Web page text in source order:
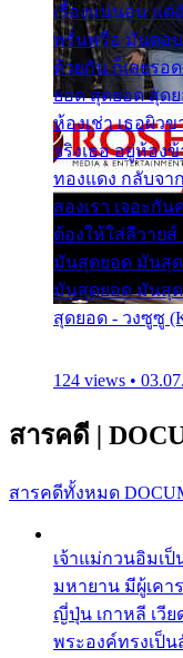
เรื่องแน่นอน แต่
พรั่นพรือ มันตอบ
ด้วยกัน ก็เลยรอ
ยอด สุดยอด สุด
ห้องเช่า เธอผิว
จริงเธอ อยู่ห้อง
ทองแดง กลับจา
สองเรา เจอะกั
ต้องให้ใส่ลีวาย
มันสุดยอด มันสุ
มันสุดยอด มันสุ
สุดยอด - วงซูซู
124 views •
สารคดี |
สารคดีทั้งหมด
เจ้าแม่กวนอิมเ
มหายาน มีผู้เคา
ญี่ปุ่น เกาหลี เวี
พระองค์ทรงเป็